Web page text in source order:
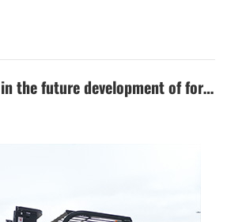
압력 값보다 작으며 컨테이너 내부에
있으며 포트 터미널 및 기타 장소에서
최초의 컨테이너 운영 포크 리프트는
발되었으며 기술 평가를 통과했으며
산을 시작했습니다. 컨테이너 운영으
업을위한 지게차 트럭의 치수는 상자
를 충족해야합니다. ISO 국제 표준 및
four major trends in the future development of forklifts